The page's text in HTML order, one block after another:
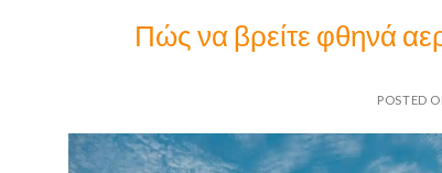
Πώς να βρείτε φθηνά
POSTED